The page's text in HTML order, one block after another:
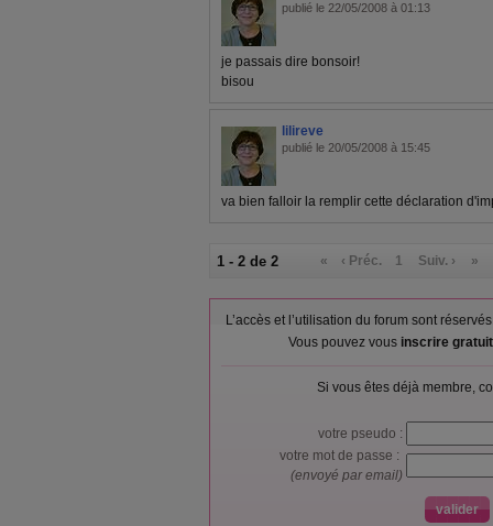
publié le 22/05/2008 à 01:13
je passais dire bonsoir!
bisou
lilireve
publié le 20/05/2008 à 15:45
va bien falloir la remplir cette déclaration
1 - 2 de 2 « ‹ Préc. 1 Suiv. › »
L’accès et l’utilisation du forum sont
Vous pouvez vous inscrire
Si vous êtes déjà membre,
votre pseudo :
votre mot de passe :
(envoyé par email)